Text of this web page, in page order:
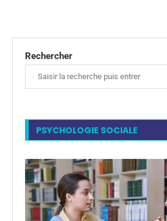
Rechercher
PSYCHOLOGIE SOCIALE